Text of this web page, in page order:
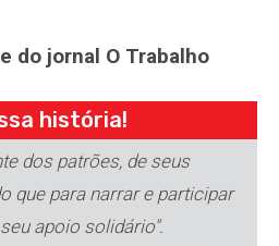
do jornal O Trabalho
história!
dos patrões, de seus
que para narrar e participar
apoio solidário".